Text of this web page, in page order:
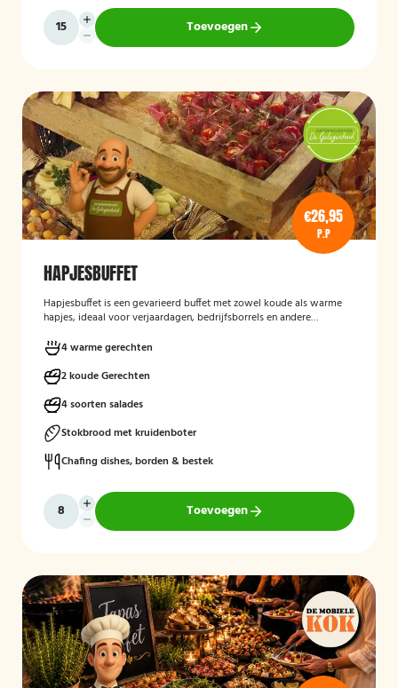
Toevoegen
€26,95
P.P
HAPJESBUFFET
Hapjesbuffet is een gevarieerd buffet met zowel koude als warme
hapjes, ideaal voor verjaardagen, bedrijfsborrels en andere
smaakvolle manier om gasten te laten genieten van verschillende
kleine gerechten, zonder een traditioneel diner te serveren.
4 warme gerechten
2 koude Gerechten
4 soorten salades
Stokbrood met kruidenboter
Chafing dishes, borden & bestek
Toevoegen